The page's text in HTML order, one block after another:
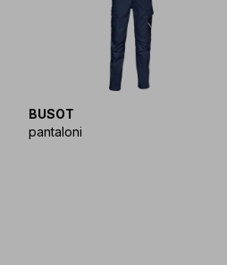
BUSOT
pantaloni